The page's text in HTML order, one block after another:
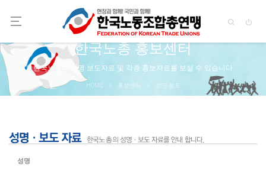
한국노총 홍보센터
한국노총의 성명·보도자료 및 각종 홍보자료를 보실 수 있습니다
HOME 홍보센터 성명·보도
성명